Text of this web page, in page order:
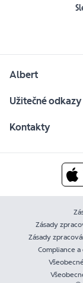
Albert
Užitečné odkazy
Kontakty
Zásady
Zásady
Compliance